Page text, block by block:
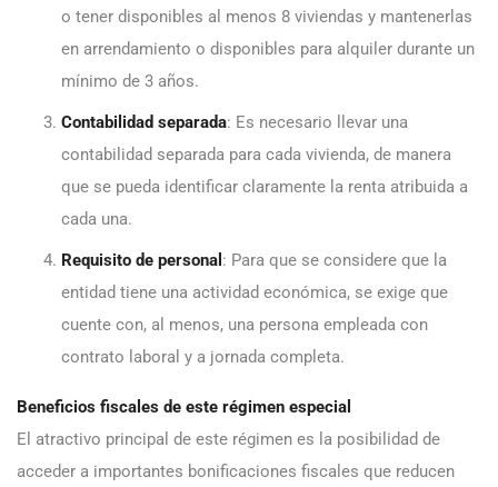
o tener disponibles al menos 8 viviendas y mantenerlas
en arrendamiento o disponibles para alquiler durante un
mínimo de 3 años.
Contabilidad separada: Es necesario llevar una
contabilidad separada para cada vivienda, de manera
que se pueda identificar claramente la renta atribuida a
cada una.
Requisito de personal : Para que se considere que la
entidad tiene una actividad económica, se exige que
cuente con, al menos, una persona empleada con
contrato laboral y a jornada completa.
Beneficios fiscales de este régimen especial
El atractivo principal de este régimen es la posibilidad de
acceder a importantes bonificaciones fiscales que reducen